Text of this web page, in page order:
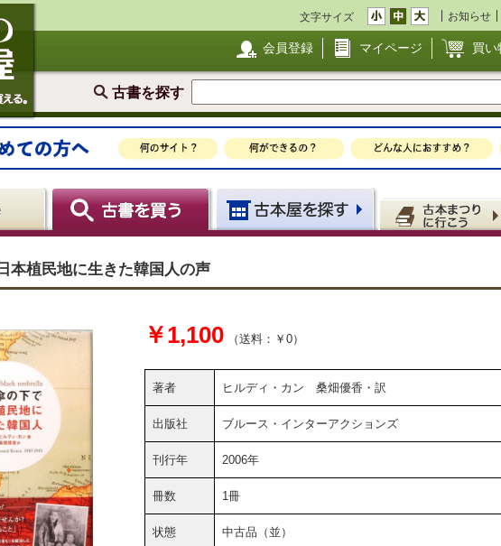
文字サイズ お知らせ
会員登録 マイページ 買い
古書を探す
植民地に生きた韓国人の声
￥1,100 （送料：￥0）
著者 ヒルディ・カン 桑畑優香・訳
出版社 ブルース・インターアクションズ
刊行年 2006年
冊数 1冊
状態 中古品（並）